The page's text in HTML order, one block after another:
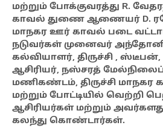
மற்றும் போக்குவரத்து R.
காவல் துணை ஆணையர் D.
மாநகர ஊர் காவல் படை
நடுவர்கள் முனைவர் அந்தோனி
கல்வியாளர், திருச்சி ,
ஆசிரியர், நஸ்சரத்
மணிகண்டம், திருச்சி மாநகர
மற்றும் போட்டியில் வெற்றி
ஆசிரியர்கள் மற்றும்
கலந்து கொண்டார்கள்.